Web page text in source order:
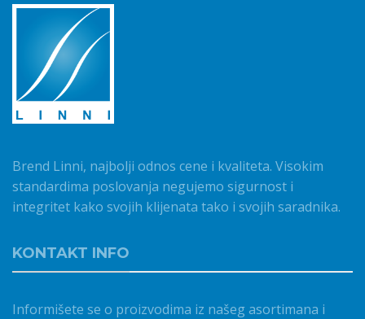
Brend Linni, najbolji odnos cene i kvaliteta. Visokim
standardima poslovanja negujemo sigurnost i
integritet kako svojih klijenata tako i svojih saradnika.
KONTAKT INFO
Informišete se o proizvodima iz našeg asortimana i